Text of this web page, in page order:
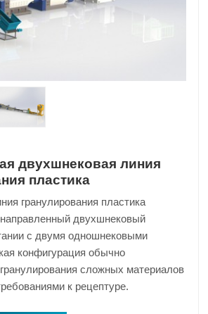
двухшнековая линия
пластика
гранулирования пластика
двухшнековый
с двумя одношнековыми
конфигурация обычно
сложных материалов
к рецептуре.